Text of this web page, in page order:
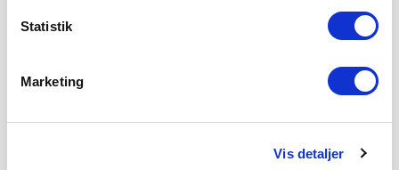
Statistik
Marketing
Vis detaljer